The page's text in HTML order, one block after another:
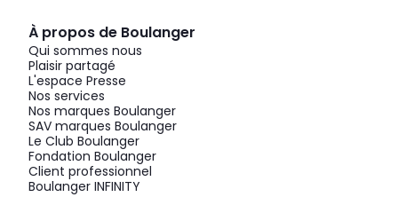
À propos de Boulanger
Qui sommes nous
Plaisir partagé
L'espace Presse
Nos services
Nos marques Boulanger
SAV marques Boulanger
Le Club Boulanger
Fondation Boulanger
Client professionnel
Boulanger INFINITY